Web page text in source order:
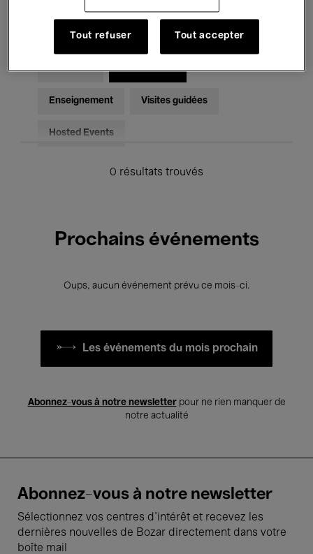
Musique électronique
Pour tous Kids’ Palace
Enseignement Visites guidées
Hosted Events
0 résultats trouvés
Prochains événements
Oups, aucun événement prévu ce mois-ci.
Les événements du mois prochain
Abonnez-vous à notre newsletterpour ne rien manquer de
notre actualité
Abonnez-vous à notre newsletter
Sélectionnez vos centres d'intérêt et recevez les
dernières nouvelles de Bozar directement dans votre
boîte mail
Tout refuser Tout accepter